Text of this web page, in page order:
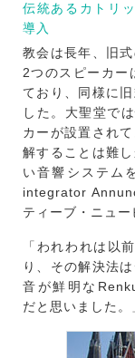
伝統あるカトリ
導入
教会は長年、旧
2つのスピーカー
ており、同様に
した。大聖堂で
カーが設置され
解することは難
い音響システム
integrator
ティーブ・ニュー
「われわれは以
り、その解決法
音が鮮明な
だと思いました。